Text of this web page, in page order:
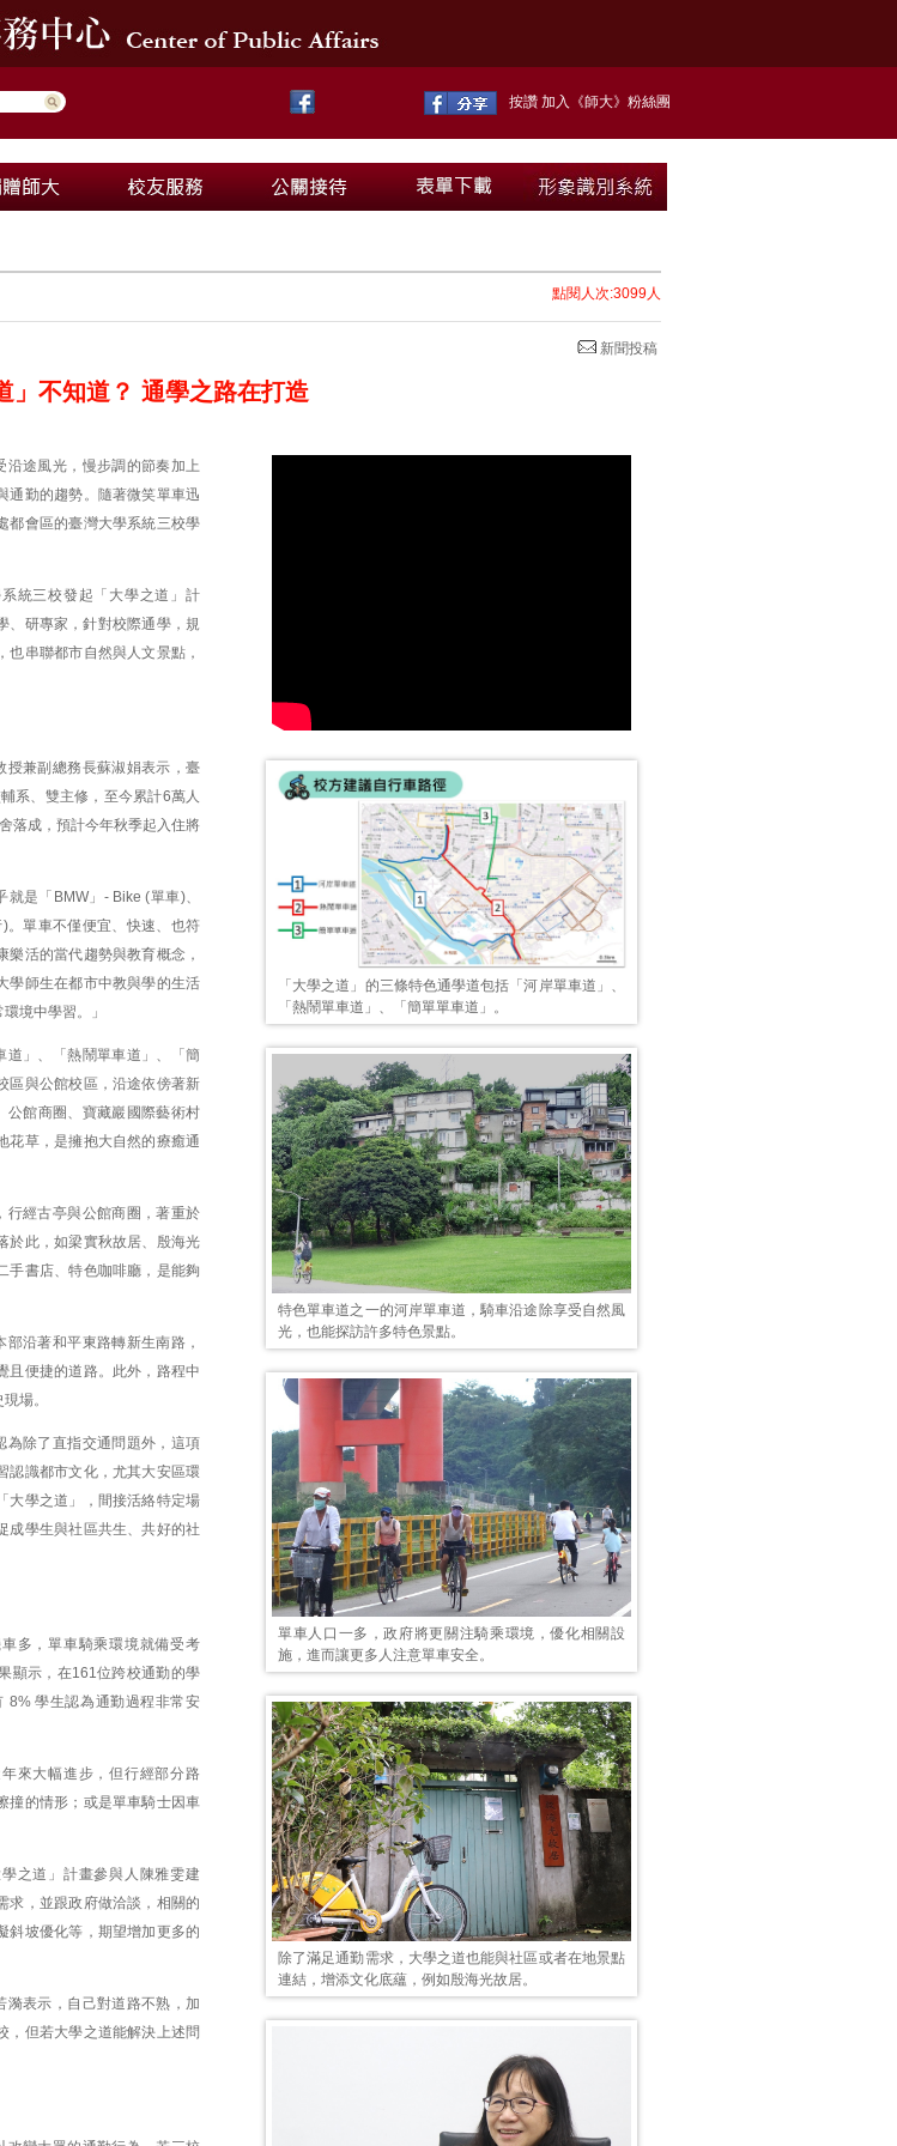
按讚 加入《師大》粉絲團
點閱人次:3099人
新聞投稿
」不知道？ 通學之路在打造
「大學之道」的三條特色通學道包括「河岸單車道」、
「熱鬧單車道」、「簡單單車道」。
特色單車道之一的河岸單車道，騎車沿途除享受自然風
光，也能探訪許多特色景點。
單車人口一多，政府將更關注騎乘環境，優化相關設
施，進而讓更多人注意單車安全。
除了滿足通勤需求，大學之道也能與社區或者在地景點
連結，增添文化底蘊，例如殷海光故居。
沿途風光，慢步調的節奏加上
通勤的趨勢。隨著微笑單車迅
都會區的臺灣大學系統三校學
統三校發起「大學之道」計
、研專家，針對校際通學，規
串聯都市自然與人文景點，
授兼副總務長蘇淑娟表示，臺
系、雙主修，至今累計6萬人
落成，預計今年秋季起入住將
是「BMW」- Bike (單車)、
。單車不僅便宜、快速、也符
活的當代趨勢與教育概念，
學師生在都市中教與學的生活
境中學習。」
道」、「熱鬧單車道」、「簡
區與公館校區，沿途依傍著新
公館商圈、寶藏巖國際藝術村
花草，是擁抱大自然的療癒通
行經古亭與公館商圈，著重於
於此，如梁實秋故居、殷海光
手書店、特色咖啡廳，是能夠
沿著和平東路轉新生南路，
且便捷的道路。此外，路程中
場。
為除了直指交通問題外，這項
認識都市文化，尤其大安區環
大學之道」，間接活絡特定場
成學生與社區共生、共好的社
多，單車騎乘環境就備受考
顯示，在161位跨校通勤的學
8% 學生認為通勤過程非常安
來大幅進步，但行經部分路
撞的情形；或是單車騎士因車
之道」計畫參與人陳雅雯建
求，並跟政府做洽談，相關的
斜坡優化等，期望增加更多的
漪表示，自己對道路不熟，加
，但若大學之道能解決上述問